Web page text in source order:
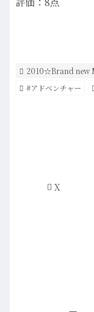
2010☆Brand new
#アドベンチャー
X